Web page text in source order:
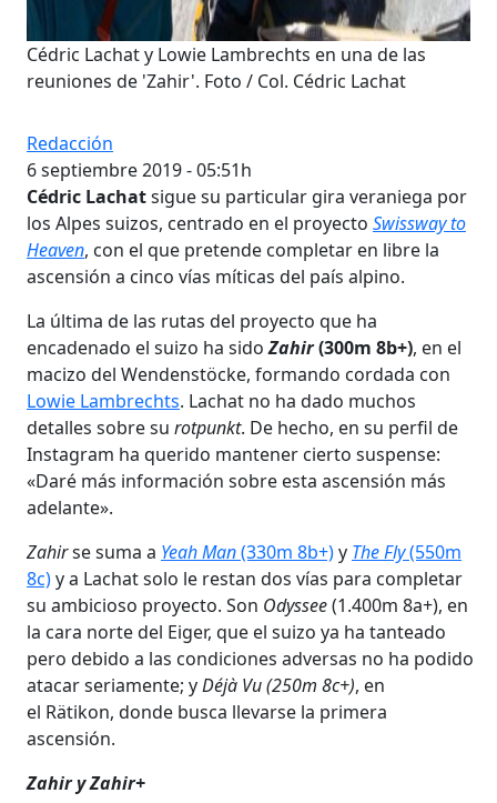
Cédric Lachat y Lowie Lambrechts en una de las
reuniones de 'Zahir'. Foto / Col. Cédric Lachat
Redacción
6 septiembre 2019 - 05:51h
Cédric Lachatsigue su particular gira veraniega por
los Alpes suizos, centrado en el proyecto Swissway to
Heaven, con el que pretende completar en libre la
ascensión a cinco vías míticas del país alpino.
La última de las rutas del proyecto que ha
encadenado el suizo ha sidoZahir(300m 8b+), en el
macizo del Wendenstöcke, formando cordada con
Lowie Lambrechts. Lachat no ha dado muchos
detalles sobre su rotpunkt. De hecho, en su perfil de
Instagram ha querido mantener cierto suspense:
«Daré más información sobre esta ascensión más
adelante».
Zahirse suma a Yeah Man(330m 8b+)y The Fly(550m
8c)y a Lachat solo le restan dos vías para completar
su ambicioso proyecto. Son Odyssee(1.400m 8a+), en
la cara norte del Eiger, que el suizo ya ha tanteado
pero debido a las condiciones adversas no ha podido
atacar seriamente; yDéjà Vu (250m 8c+), en
el Rätikon, donde busca llevarse la primera
ascensión.
Zahir y Zahir+